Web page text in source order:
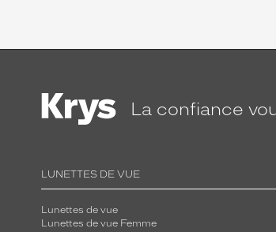
La confiance
LUNETTES DE VUE
Lunettes de vue
Lunettes de vue Femme